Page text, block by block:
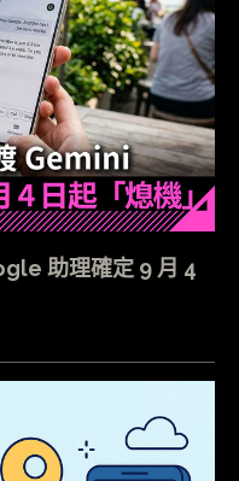
助理確定 9 月 4